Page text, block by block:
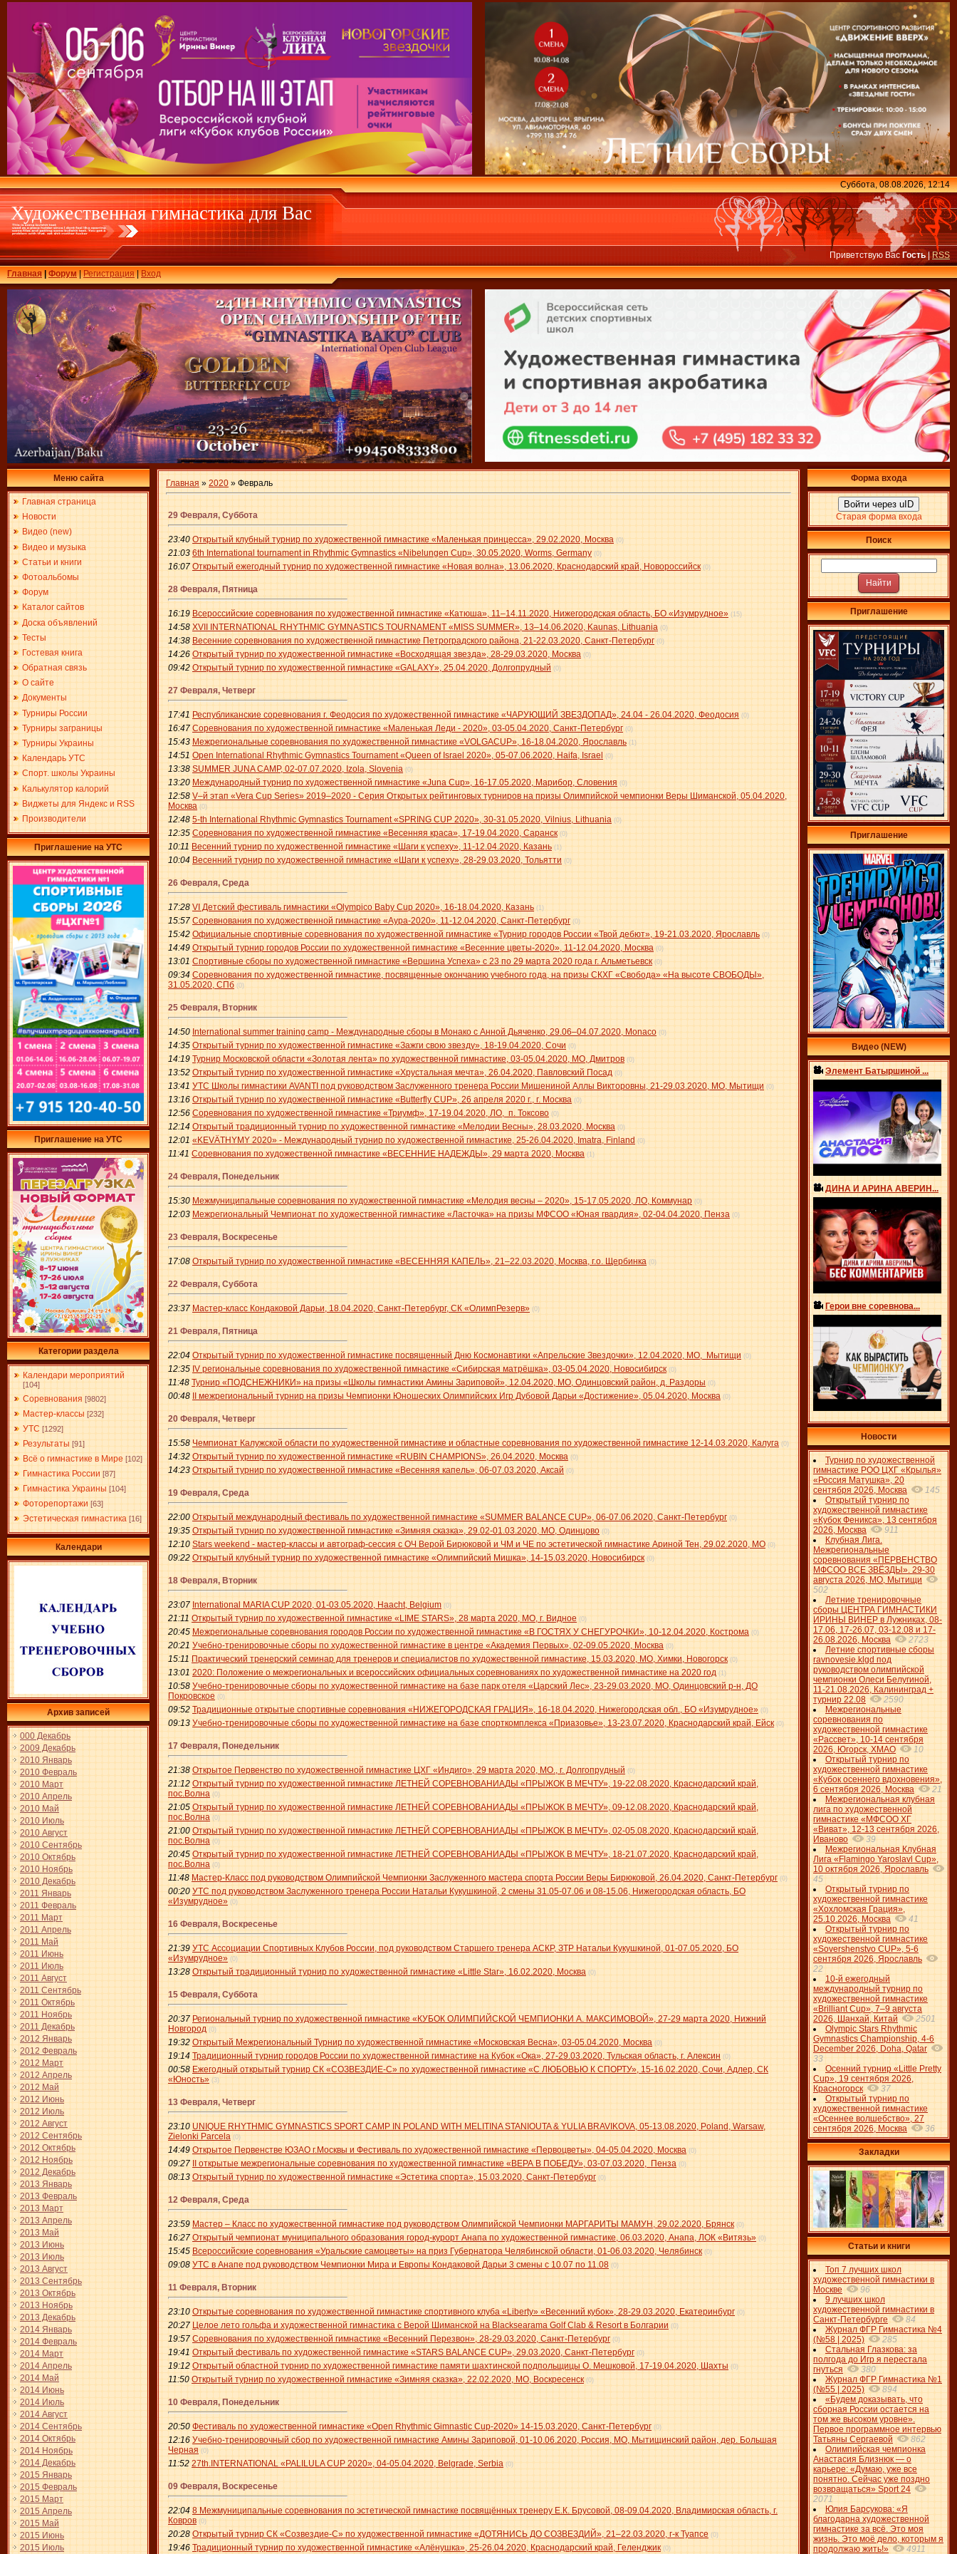
Художественная гимнастика для Вас
Главная|Форум |Регистрация|Вход
Суббота, 08.08.2026, 12:14
Приветствую Вас Гость|RSS
Меню сайта
Главная страница
Новости
Видео (new)
Видео и музыка
Статьи и книги
Фотоальбомы
Форум
Каталог сайтов
Доска объявлений
Тесты
Гостевая книга
Обратная связь
О сайте
Документы
Турниры России
Турниры заграницы
Турниры Украины
Календарь УТС
Спорт. школы Украины
Калькулятор калорий
Виджеты для Яндекс и RSS
Производители
Приглашение на УТС
Приглашение на УТС
Категории раздела
Календари мероприятий
[104]
Соревнования [9802]
Мастер-классы [232]
УТС [1292]
Результаты [91]
Всё о гимнастике в Мире [102]
Гимнастика России [87]
Гимнастика Украины [104]
Фоторепортажи [63]
Эстетическая гимнастика [16]
Календари
Архив записей
000 Декабрь
2009 Декабрь
2010 Январь
2010 Февраль
2010 Март
2010 Апрель
2010 Май
2010 Июль
2010 Август
2010 Сентябрь
2010 Октябрь
2010 Ноябрь
2010 Декабрь
2011 Январь
2011 Февраль
2011 Март
2011 Апрель
2011 Май
2011 Июнь
2011 Июль
2011 Август
2011 Сентябрь
2011 Октябрь
2011 Ноябрь
2011 Декабрь
2012 Январь
2012 Февраль
2012 Март
2012 Апрель
2012 Май
2012 Июнь
2012 Июль
2012 Август
2012 Сентябрь
2012 Октябрь
2012 Ноябрь
2012 Декабрь
2013 Январь
2013 Февраль
2013 Март
2013 Апрель
2013 Май
2013 Июнь
2013 Июль
2013 Август
2013 Сентябрь
2013 Октябрь
2013 Ноябрь
2013 Декабрь
2014 Январь
2014 Февраль
2014 Март
2014 Апрель
2014 Май
2014 Июнь
2014 Июль
2014 Август
2014 Сентябрь
2014 Октябрь
2014 Ноябрь
2014 Декабрь
2015 Январь
2015 Февраль
2015 Март
2015 Апрель
2015 Май
2015 Июнь
2015 Июль
Главная » 2020 » Февраль
29 Февраля, Суббота
23:40 Открытый клубный турнир по художественной гимнастике «Маленькая принцесса», 29.02.2020, Москва (0)
21:03 6th International tournament in Rhythmic Gymnastics «Nibelungen Cup», 30.05.2020, Worms, Germany (0)
16:07 Открытый ежегодный турнир по художественной гимнастике «Новая волна», 13.06.2020, Краснодарский край, Новороссийск (0)
28 Февраля, Пятница
16:19 Всероссийские соревнования по художественной гимнастике «Катюша», 11–14.11.2020, Нижегородская область, БО «Изумрудное» (15)
14:58 XVII INTERNATIONAL RHYTHMIC GYMNASTICS TOURNAMENT «MISS SUMMER», 13–14.06.2020, Kaunas, Lithuania (0)
14:38 Весенние соревнования по художественной гимнастике Петроградского района, 21-22.03.2020, Санкт-Петербург (0)
14:26 Открытый турнир по художественной гимнастике «Восходящая звезда», 28-29.03.2020, Москва (0)
09:42 Открытый турнир по художественной гимнастике «GALAXY», 25.04.2020, Долгопрудный (0)
27 Февраля, Четверг
17:41 Республиканские соревнования г. Феодосия по художественной гимнастике «ЧАРУЮЩИЙ ЗВЕЗДОПАД», 24.04 - 26.04.2020, Феодосия (0)
16:47 Соревнования по художественной гимнастике «Маленькая Леди - 2020», 03-05.04.2020, Санкт-Петербург (0)
15:43 Межрегиональные соревнования по художественной гимнастике «VOLGACUP», 16-18.04.2020, Ярославль (1)
14:51 Open International Rhythmic Gymnastics Tournament «Queen of Israel 2020», 05-07.06.2020, Haifa, Israel (0)
13:38 SUMMER JUNA CAMP, 02-07.07.2020, Izola, Slovenia (0)
13:20 Международный турнир по художественной гимнастике «Juna Cup», 16-17.05.2020, Марибор, Словения (0)
12:58 V–й этап «Vera Cup Series» 2019–2020 - Серия Открытых рейтинговых турниров на призы Олимпийской чемпионки Веры Шиманской, 05.04.2020,
Москва (0)
12:48 5-th International Rhythmic Gymnastics Tournament «SPRING CUP 2020», 30-31.05.2020, Vilnius, Lithuania (0)
12:35 Соревнования по художественной гимнастике «Весенняя краса», 17-19.04.2020, Саранск (0)
10:11 Весенний турнир по художественной гимнастике «Шаги к успеху», 11-12.04.2020, Казань (1)
10:04 Весенний турнир по художественной гимнастике «Шаги к успеху», 28-29.03.2020, Тольятти (0)
26 Февраля, Среда
17:28 VI Детский фестиваль гимнастики «Olympico Baby Cup 2020», 16-18.04.2020, Казань (1)
15:57 Соревнования по художественной гимнастике «Аура-2020», 11-12.04.2020, Санкт-Петербург (0)
15:42 Официальные спортивные соревнования по художественной гимнастике «Турнир городов России «Твой дебют», 19-21.03.2020, Ярославль (0)
14:49 Открытый турнир городов России по художественной гимнастике «Весенние цветы-2020», 11-12.04.2020, Москва (0)
13:01 Спортивные сборы по художественной гимнастике «Вершина Успеха» с 23 по 29 марта 2020 года г. Альметьевск (0)
09:34 Соревнования по художественной гимнастике, посвященные окончанию учебного года, на призы СКХГ «Свобода» «На высоте СВОБОДЫ»,
31.05.2020, СПб (0)
25 Февраля, Вторник
14:50 International summer training camp - Международные сборы в Монако с Анной Дьяченко, 29.06–04.07.2020, Monaco (0)
14:35 Открытый турнир по художественной гимнастике «Зажги свою звезду», 18-19.04.2020, Сочи (0)
14:19 Турнир Московской области «Золотая лента» по художественной гимнастике, 03-05.04.2020, МО, Дмитров (0)
13:52 Открытый турнир по художественной гимнастике «Хрустальная мечта», 26.04.2020, Павловский Посад (0)
13:41 УТС Школы гимнастики AVANTI под руководством Заслуженного тренера России Мишениной Аллы Викторовны, 21-29.03.2020, МО, Мытищи (0)
13:16 Открытый турнир по художественной гимнастике «Butterfly CUP», 26 апреля 2020 г., г. Москва (0)
12:56 Соревнования по художественной гимнастике «Триумф», 17-19.04.2020, ЛО, п. Токсово (0)
12:14 Открытый традиционный турнир по художественной гимнастике «Мелодии Весны», 28.03.2020, Москва (0)
12:01 «KEVÄTHYMY 2020» - Международный турнир по художественной гимнастике, 25-26.04.2020, Imatra, Finland (0)
11:41 Соревнования по художественной гимнастике «ВЕСЕННИЕ НАДЕЖДЫ», 29 марта 2020, Москва (1)
24 Февраля, Понедельник
15:30 Межмуниципальные соревнования по художественной гимнастике «Мелодия весны – 2020», 15-17.05.2020, ЛО, Коммунар (0)
12:03 Межрегиональный Чемпионат по художественной гимнастике «Ласточка» на призы МФСОО «Юная гвардия», 02-04.04.2020, Пенза (0)
23 Февраля, Воскресенье
17:08 Открытый турнир по художественной гимнастике «ВЕСЕННЯЯ КАПЕЛЬ», 21–22.03.2020, Москва, г.о. Щербинка (0)
22 Февраля, Суббота
23:37 Мастер-класс Кондаковой Дарьи, 18.04.2020, Санкт-Петербург, СК «ОлимпРезерв» (0)
21 Февраля, Пятница
22:04 Открытый турнир по художественной гимнастике посвященный Дню Космонавтики «Апрельские Звездочки», 12.04.2020, МО, Мытищи (0)
12:35 IV региональные соревнования по художественной гимнастике «Сибирская матрёшка», 03-05.04.2020, Новосибирск (0)
11:48 Турнир «ПОДСНЕЖНИКИ» на призы «Школы гимнастики Амины Зариповой», 12.04.2020, МО, Одинцовский район, д. Раздоры (0)
00:48 II межрегиональный турнир на призы Чемпионки Юношеских Олимпийских Игр Дубовой Дарьи «Достижение», 05.04.2020, Москва (0)
20 Февраля, Четверг
15:58 Чемпионат Калужской области по художественной гимнастике и областные соревнования по художественной гимнастике 12-14.03.2020, Калуга (0)
14:32 Открытый турнир по художественной гимнастике «RUBIN CHAMPIONS», 26.04.2020, Москва (0)
14:23 Открытый турнир по художественной гимнастике «Весенняя капель», 06-07.03.2020, Аксай (0)
19 Февраля, Среда
22:00 Открытый международный фестиваль по художественной гимнастике «SUMMER BALANCE CUP», 06-07.06.2020, Санкт-Петербург (0)
19:35 Открытый турнир по художественной гимнастике «Зимняя сказка», 29.02-01.03.2020, МО, Одинцово (0)
12:10 Stars weekend - мастер-классы и автограф-сессия с ОЧ Верой Бирюковой и ЧМ и ЧЕ по эстетической гимнастике Ариной Тен, 29.02.2020, МО (0)
09:22 Открытый клубный турнир по художественной гимнастике «Олимпийский Мишка», 14-15.03.2020, Новосибирск (0)
18 Февраля, Вторник
23:07 International MARIA CUP 2020, 01-03.05.2020, Haacht, Belgium (0)
21:11 Открытый турнир по художественной гимнастике «LIME STARS», 28 марта 2020, МО, г. Видное (0)
20:45 Межрегиональные соревнования городов России по художественной гимнастике «В ГОСТЯХ У СНЕГУРОЧКИ», 10-12.04.2020, Кострома (0)
20:21 Учебно-тренировочные сборы по художественной гимнастике в центре «Академия Первых», 02-09.05.2020, Москва (0)
15:11 Практический тренерский семинар для тренеров и специалистов по художественной гимнастике, 15.03.2020, МО, Химки, Новогорск (0)
13:01 2020: Положение о межрегиональных и всероссийских официальных соревнованиях по художественной гимнастике на 2020 год (1)
10:58 Учебно-тренировочные сборы по художественной гимнастике на базе парк отеля «Царский Лес», 23-29.03.2020, МО, Одинцовский р-н, ДО
Покровское (0)
09:52 Традиционные открытые спортивные соревнования «НИЖЕГОРОДСКАЯ ГРАЦИЯ», 16-18.04.2020, Нижегородская обл., БО «Изумрудное» (0)
09:13 Учебно-тренировочные сборы по художественной гимнастике на базе спорткомплекса «Приазовье», 13-23.07.2020, Краснодарский край, Ейск (0)
17 Февраля, Понедельник
21:38 Открытое Первенство по художественной гимнастике ЦХГ «Индиго», 29 марта 2020, МО., г. Долгопрудный (0)
21:12 Открытый турнир по художественной гимнастике ЛЕТНЕЙ СОРЕВНОВАНИАДЫ «ПРЫЖОК В МЕЧТУ», 19-22.08.2020, Краснодарский край,
пос.Волна (0)
21:05 Открытый турнир по художественной гимнастике ЛЕТНЕЙ СОРЕВНОВАНИАДЫ «ПРЫЖОК В МЕЧТУ», 09-12.08.2020, Краснодарский край,
пос.Волна (0)
21:00 Открытый турнир по художественной гимнастике ЛЕТНЕЙ СОРЕВНОВАНИАДЫ «ПРЫЖОК В МЕЧТУ», 02-05.08.2020, Краснодарский край,
пос.Волна (0)
20:45 Открытый турнир по художественной гимнастике ЛЕТНЕЙ СОРЕВНОВАНИАДЫ «ПРЫЖОК В МЕЧТУ», 18-21.07.2020, Краснодарский край,
пос.Волна (0)
11:48 Мастер-Класс под руководством Олимпийской Чемпионки Заслуженного мастера спорта России Веры Бирюковой, 26.04.2020, Санкт-Петербург (0)
00:20 УТС под руководством Заслуженного тренера России Натальи Кукушкиной, 2 смены 31.05-07.06 и 08-15.06, Нижегородская область, БО
«Изумрудное» (0)
16 Февраля, Воскресенье
21:39 УТС Ассоциации Спортивных Клубов России, под руководством Старшего тренера АСКР, ЗТР Натальи Кукушкиной, 01-07.05.2020, БО
«Изумрудное» (0)
13:28 Открытый традиционный турнир по художественной гимнастике «Little Star», 16.02.2020, Москва (0)
15 Февраля, Суббота
20:37 Региональный турнир по художественной гимнастике «КУБОК ОЛИМПИЙСКОЙ ЧЕМПИОНКИ А. МАКСИМОВОЙ», 27-29 марта 2020, Нижний
Новгород (0)
19:32 Открытый Межрегиональный Турнир по художественной гимнастике «Московская Весна», 03-05.04.2020, Москва (0)
19:14 Традиционный турнир городов России по художественной гимнастике на Кубок «Ока», 27-29.03.2020, Тульская область, г. Алексин (0)
00:58 Ежегодный открытый турнир СК «СОЗВЕЗДИЕ-C» по художественной гимнастике «С ЛЮБОВЬЮ К СПОРТУ», 15-16.02.2020, Сочи, Адлер, СК
«Юность» (3)
13 Февраля, Четверг
23:10 UNIQUE RHYTHMIC GYMNASTICS SPORT CAMP IN POLAND WITH MELITINA STANIOUTA & YULIA BRAVIKOVA, 05-13.08.2020, Poland, Warsaw,
Zielonki Parcela (0)
14:49 Открытое Первенстве ЮЗАО г.Москвы и Фестиваль по художественной гимнастике «Первоцветы», 04-05.04.2020, Москва (0)
09:27 II открытые межрегиональные соревнования по художественной гимнастике «ВЕРА В ПОБЕДУ», 03-07.03.2020, Пенза (0)
08:13 Открытый турнир по художественной гимнастике «Эстетика спорта», 15.03.2020, Санкт-Петербург (0)
12 Февраля, Среда
23:59 Мастер – Класс по художественной гимнастике под руководством Олимпийской Чемпионки МАРГАРИТЫ МАМУН, 29.02.2020, Брянск (0)
16:27 Открытый чемпионат муниципального образования город-курорт Анапа по художественной гимнастике, 06.03.2020, Анапа, ЛОК «Витязь» (0)
15:45 Всероссийские соревнования «Уральские самоцветы» на приз Губернатора Челябинской области, 01-06.03.2020, Челябинск (0)
09:08 УТС в Анапе под руководством Чемпионки Мира и Европы Кондаковой Дарьи 3 смены с 10.07 по 11.08 (0)
11 Февраля, Вторник
23:10 Открытые соревнования по художественной гимнастике спортивного клуба «Liberty» «Весенний кубок», 28-29.03.2020, Екатеринбург (0)
20:27 Целое лето гольфа и художественной гимнастика с Верой Шиманской на Blacksearama Golf Clab & Resort в Болгарии (0)
19:57 Соревнования по художественной гимнастике «Весенний Перезвон», 28-29.03.2020, Санкт-Петербург (0)
19:41 Открытый фестиваль по художественной гимнастике «STARS BALANCE CUP», 29.03.2020, Санкт-Петербург (0)
19:12 Открытый областной турнир по художественной гимнастике памяти шахтинской подпольщицы О. Мешковой, 17-19.04.2020, Шахты (0)
11:50 Открытый турнир по художественной гимнастике «Зимняя сказка», 22.02.2020, МО, Воскресенск (0)
10 Февраля, Понедельник
20:50 Фестиваль по художественной гимнастике «Open Rhythmic Gimnastic Cup-2020» 14-15.03.2020, Санкт-Петербург (0)
12:16 Учебно-тренировочный сбор по художественной гимнастике Амины Зариповой, 01-10.06.2020, Россия, МО, Мытищинский район, дер. Большая
Черная (0)
11:52 27th.INTERNATIONAL «PALILULA CUP 2020», 04-05.04.2020, Belgrade, Serbia (0)
09 Февраля, Воскресенье
22:04 8 Межмуниципальные соревнования по эстетической гимнастике посвящённых тренеру Е.К. Брусовой, 08-09.04.2020, Владимирская область, г.
Ковров (0)
20:28 Открытый турнир СК «Созвездие-С» по художественной гимнастике «ДОТЯНИСЬ ДО СОЗВЕЗДИЙ», 21–22.03.2020, г-к Туапсе (0)
19:46 Традиционный турнир по художественной гимнастике «Алёнушка», 25-26.04.2020, Краснодарский край, Геленджик (0)
Форма входа
Войти через uID
Старая форма входа
Поиск
Приглашение
Приглашение
Видео (NEW)
Элемент Батыршиной ...
ДИНА И АРИНА АВЕРИН...
Герои вне соревнова...
Новости
Турнир по художественной
гимнастике РОО ЦХГ «Крылья»
«Россия Матушка», 20
сентября 2026, Москва
145
Открытый турнир по
художественной гимнастике
«Кубок Феникса», 13 сентября
2026, Москва
911
Клубная Лига.
Межрегиональные
соревнования «ПЕРВЕНСТВО
МФСОО ВСЕ ЗВЁЗДЫ». 29-30
августа 2026, МО, Мытищи
502
Летние тренировочные
сборы ЦЕНТРА ГИМНАСТИКИ
ИРИНЫ ВИНЕР в Лужниках, 08-
17.06, 17-26.07, 03-12.08 и 17-
26.08.2026, Москва
2723
Летние спортивные сборы
ravnovesie.klgd под
руководством олимпийской
чемпионки Олеси Белугиной,
11-21.08.2026, Калининград +
турнир 22.08
2590
Межрегиональные
соревнования по
художественной гимнастике
«Рассвет», 10-14 сентября
2026, Югорск, ХМАО
10
Открытый турнир по
художественной гимнастике
«Кубок осеннего вдохновения»,
6 сентября 2026, Москва
21
Межрегиональная клубная
лига по художественной
гимнастике «МФСОО ХГ
«Виват», 12-13 сентября 2026,
Иваново
39
Межрегиональная Клубная
Лига «Flamingo Yaroslavl Cup»,
10 октября 2026, Ярославль
45
Открытый турнир по
художественной гимнастике
«Хохломская Грация»,
25.10.2026, Москва
41
Открытый турнир по
художественной гимнастике
«Sovershenstvo CUP», 5-6
сентября 2026, Ярославль
22
10-й ежегодный
международный турнир по
художественной гимнастике
«Brilliant Cup», 7–9 августа
2026, Шанхай, Китай
2501
Olympic Stars Rhythmic
Gymnastics Championship, 4-6
December 2026, Doha, Qatar
33
Осенний турнир «Little Pretty
Cup», 19 сентября 2026,
Красногорск
37
Открытый турнир по
художественной гимнастике
«Осеннее волшебство», 27
сентября 2026, Москва
36
Закладки
Статьи и книги
Топ 7 лучших школ
художественной гимнастики в
Москве
96
9 лучших школ
художественной гимнастики в
Санкт-Петербурге
84
Журнал ФГР Гимнастика №4
(№58 | 2025)
285
Стальная Глазкова: за
полгода до Игр я перестала
гнуться
380
Журнал ФГР Гимнастика №1
(№55 | 2025)
894
«Будем доказывать, что
сборная России остается на
том же высоком уровне».
Первое программное интервью
Татьяны Сергаевой
862
Олимпийская чемпионка
Анастасия Близнюк — о
карьере: «Думаю, уже все
понятно. Сейчас уже поздно
возвращаться» Sport 24
2071
Юлия Барсукова: «Я
благодарна художественной
гимнастике за всё. Это моя
жизнь. Это моё дело, которым я
продолжаю жить!»
4911